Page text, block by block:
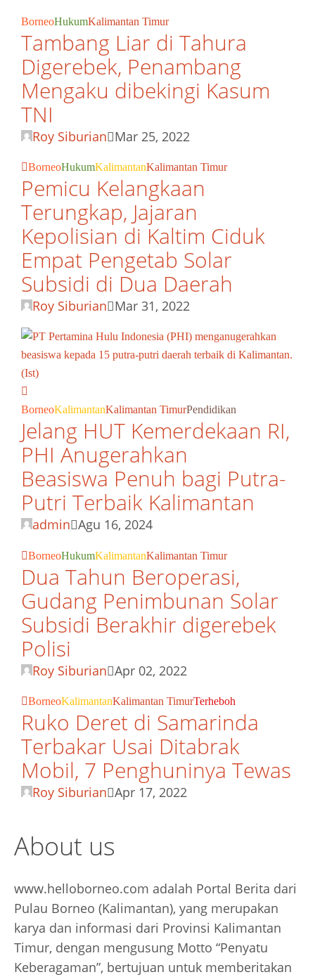
BorneoHukumKalimantan Timur
Tambang Liar di Tahura
Digerebek, Penambang
Mengaku dibekingi Kasum
TNI
Roy Siburian Mar 25, 2022
BorneoHukumKalimantanKalimantan Timur
Pemicu Kelangkaan
Terungkap, Jajaran
Kepolisian di Kaltim Ciduk
Empat Pengetab Solar
Subsidi di Dua Daerah
Roy Siburian Mar 31, 2022
BorneoKalimantanKalimantan TimurPendidikan
Jelang HUT Kemerdekaan RI,
PHI Anugerahkan
Beasiswa Penuh bagi Putra-
Putri Terbaik Kalimantan
admin Agu 16, 2024
BorneoHukumKalimantanKalimantan Timur
Dua Tahun Beroperasi,
Gudang Penimbunan Solar
Subsidi Berakhir digerebek
Polisi
Roy Siburian Apr 02, 2022
BorneoKalimantanKalimantan TimurTerheboh
Ruko Deret di Samarinda
Terbakar Usai Ditabrak
Mobil, 7 Penghuninya Tewas
Roy Siburian Apr 17, 2022
About us
www.helloborneo.com adalah Portal Berita dari
Pulau Borneo (Kalimantan), yang merupakan
karya dan informasi dari Provinsi Kalimantan
Timur, dengan mengusung Motto “Penyatu
Keberagaman”, bertujuan untuk memberitakan